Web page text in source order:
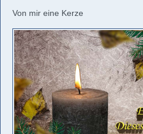
Von mir eine Kerze